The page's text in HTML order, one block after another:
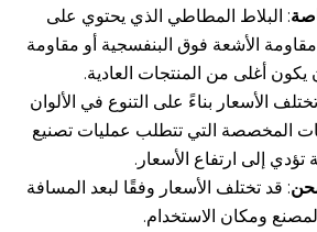
: البلاط المطاطي الذي يحتوي على
الأشعة فوق البنفسجية أو مقاومة
يكون أغلى من المنتجات العادية.
الأسعار بناءً على التنوع في الألوان
المخصصة التي تتطلب عمليات تصنيع
تؤدي إلى ارتفاع الأسعار.
: قد تختلف الأسعار وفقًا لبعد المسافة
ومكان الاستخدام.